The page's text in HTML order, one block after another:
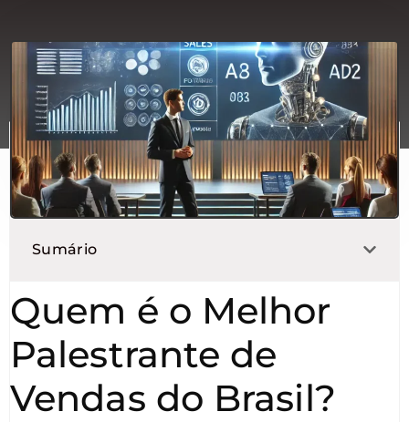
Sumário
Quem é o Melhor
Palestrante de
Vendas do Brasil?